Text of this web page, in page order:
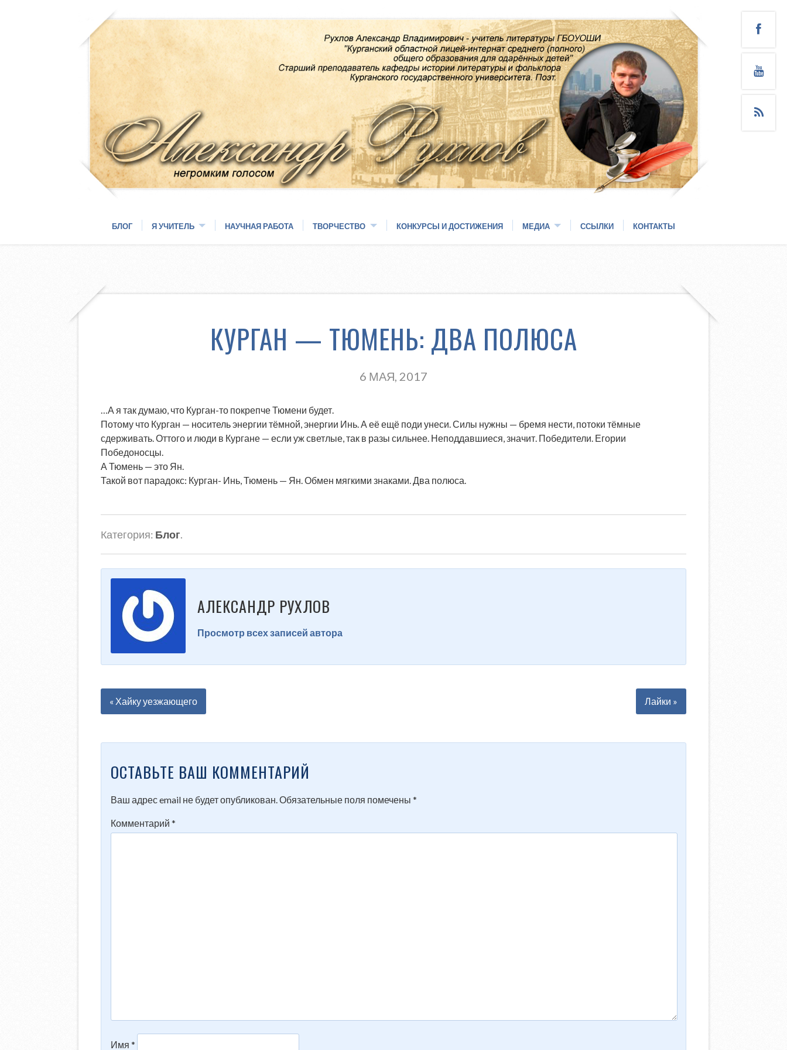
БЛОГ Я УЧИТЕЛЬ НАУЧНАЯ РАБОТА ТВОРЧЕСТВО КОНКУРСЫ И ДОСТИЖЕНИЯ МЕДИА ССЫЛКИ КОНТАКТЫ
КУРГАН — ТЮМЕНЬ: ДВА ПОЛЮСА
6 МАЯ, 2017
…А я так думаю, что Курган-то покрепче Тюмени будет.
Потому что Курган — носитель энергии тёмной, энергии Инь. А её ещё поди унеси. Силы нужны — бремя нести, потоки тёмные
сдерживать. Оттого и люди в Кургане — если уж светлые, так в разы сильнее. Неподдавшиеся, значит. Победители. Егории
Победоносцы.
А Тюмень — это Ян.
Такой вот парадокс: Курган- Инь, Тюмень — Ян. Обмен мягкими знаками. Два полюса.
Категория: Блог.
АЛЕКСАНДР РУХЛОВ
Просмотр всех записей автора
« Хайку уезжающего Лайки »
ОСТАВЬТЕ ВАШ КОММЕНТАРИЙ
Ваш адрес email не будет опубликован.Обязательные поля помечены*
Комментарий*
Имя*